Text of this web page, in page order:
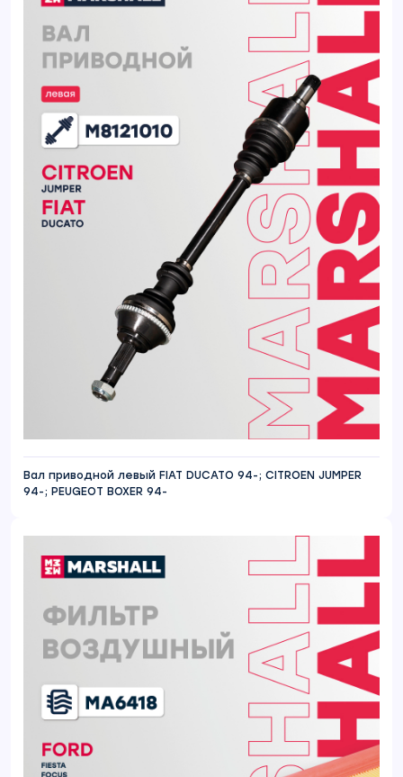
Вал приводной левый FIAT DUCATO 94-; CITROEN JUMPER
94-; PEUGEOT BOXER 94-